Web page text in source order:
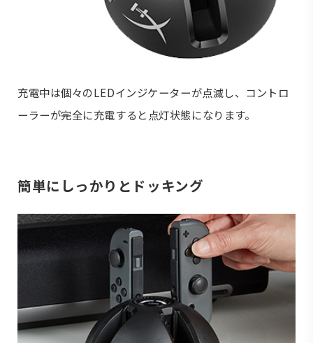
充電中は個々のLEDインジケーターが点滅し、コントロ
ーラーが完全に充電すると点灯状態になります。
簡単にしっかりとドッキング